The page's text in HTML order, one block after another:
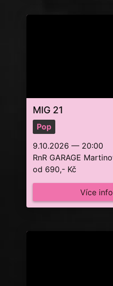
MIG 21
Pop
9.10.2026 — 20:00
RnR GARAGE
od 690,- Kč
Více